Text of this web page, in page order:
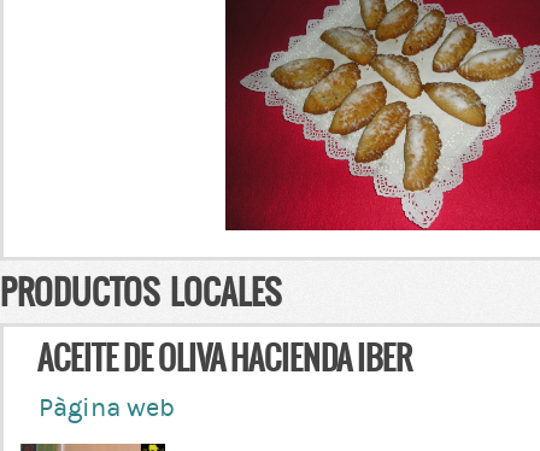
PRODUCTOS LOCALES
ACEITE DE OLIVA HACIENDA IBER
Pàgina web